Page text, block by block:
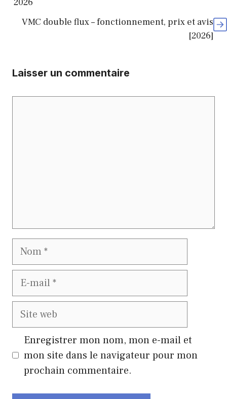
VMC double flux – fonctionnement, prix et avis
[2026]
Laisser un commentaire
Nom
E-
Site
Enregistrer mon nom, mon e-mail et
mon site dans le navigateur pour mon
prochain commentaire.